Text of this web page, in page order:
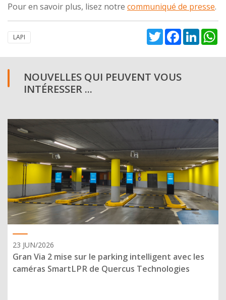
Pour en savoir plus, lisez notre communiqué de presse.
LAPI TwitterFacebook
NOUVELLES QUI PEUVENT VOUS
INTÉRESSER ...
23 JUN/2026
Gran Via 2 mise sur le parking intelligent avec les
caméras SmartLPR de Quercus Technologies